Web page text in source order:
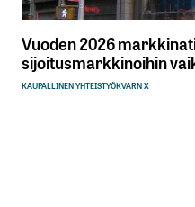
Vuoden 2026
sijoitusmarkkinoihin
KAUPALLINEN YHTEISTYÖKVARN X